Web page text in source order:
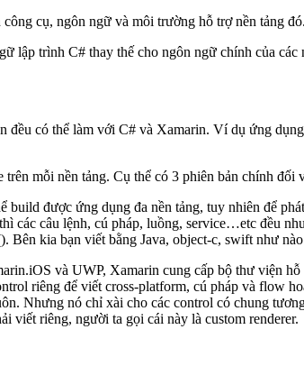
cụ, ngôn ngữ và môi trường hỗ trợ nền tảng đó.
trình C# thay thế cho ngôn ngữ chính của
có thể làm với C# và Xamarin. Ví dụ ứng
mỗi nền tảng. Cụ thể có 3 phiên bản chính đối
được ứng dụng đa nền tảng, tuy nhiên để
câu lệnh, cú pháp, luồng, service…etc đều
kia bạn viết bằng Java, object-c, swift như
và UWP, Xamarin cung cấp bộ thư viện
riêng để viết cross-platform, cú pháp và flow
Nhưng nó chỉ xài cho các control có chung
riêng, người ta gọi cái này là custom renderer.